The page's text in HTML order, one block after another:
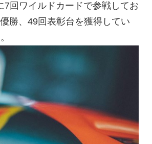
回ワイルドカードで参戦してお
勝、49回表彰台を獲得してい